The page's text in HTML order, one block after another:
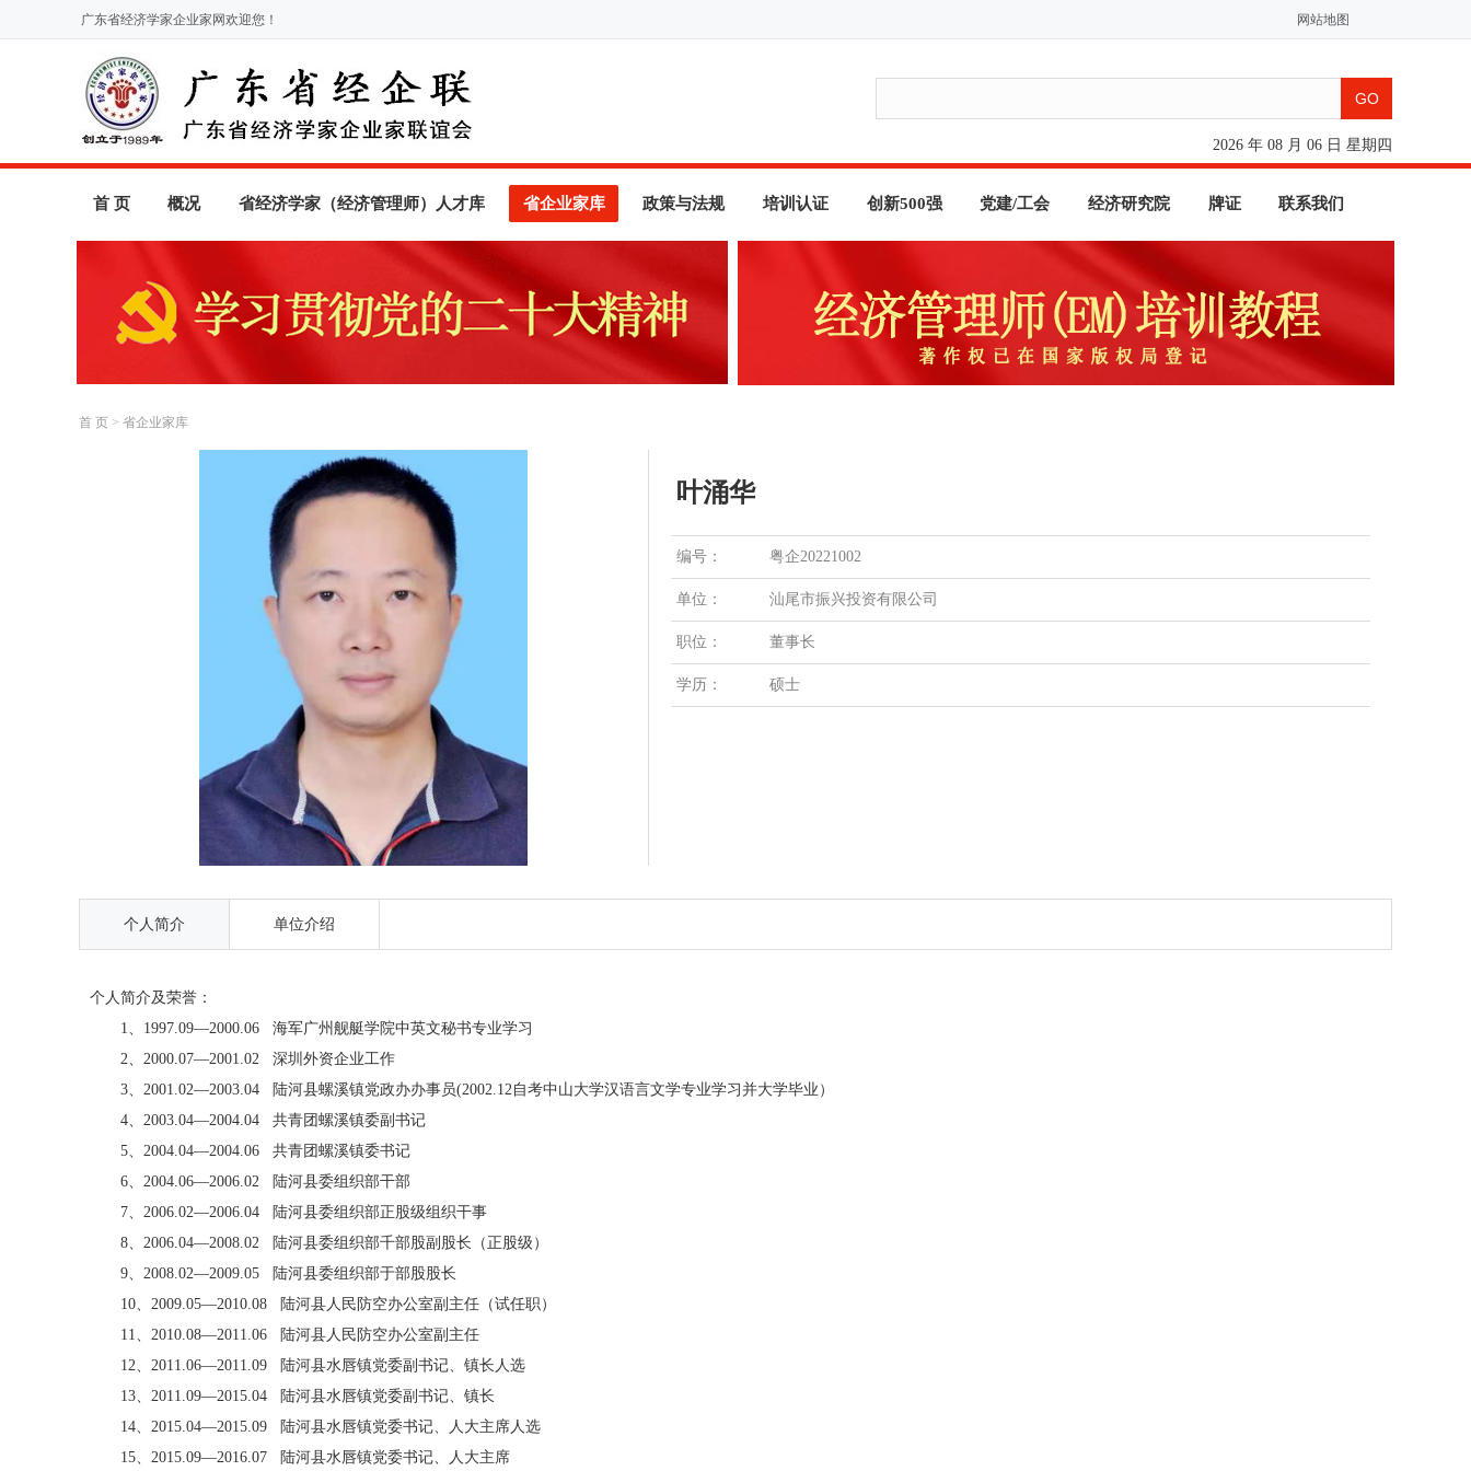
广东省经济学家企业家网欢迎您！ 网站地图
2026 年 08 月 06 日 星期四
首 页 概况 省经济学家（经济管理师）人才库 省企业家库 政策与法规 培训认证 创新500强 党建/工会 经济研究院 牌证 联系我们
首 页 > 省企业家库
叶涌华
编号： 粤企20221002
单位： 汕尾市振兴投资有限公司
职位： 董事长
学历： 硕士
个人简介 单位介绍
个人简介及荣誉：
1、1997.09—2000.06 海军广州舰艇学院中英文秘书专业学习
2、2000.07—2001.02 深圳外资企业工作
3、2001.02—2003.04 陆河县螺溪镇党政办办事员(2002.12自考中山大学汉语言文学专业学习并大学毕业）
4、2003.04—2004.04 共青团螺溪镇委副书记
5、2004.04—2004.06 共青团螺溪镇委书记
6、2004.06—2006.02 陆河县委组织部干部
7、2006.02—2006.04 陆河县委组织部正股级组织干事
8、2006.04—2008.02 陆河县委组织部千部股副股长（正股级）
9、2008.02—2009.05 陆河县委组织部于部股股长
10、2009.05—2010.08 陆河县人民防空办公室副主任（试任职）
11、2010.08—2011.06 陆河县人民防空办公室副主任
12、2011.06—2011.09 陆河县水唇镇党委副书记、镇长人选
13、2011.09—2015.04 陆河县水唇镇党委副书记、镇长
14、2015.04—2015.09 陆河县水唇镇党委书记、人大主席人选
15、2015.09—2016.07 陆河县水唇镇党委书记、人大主席